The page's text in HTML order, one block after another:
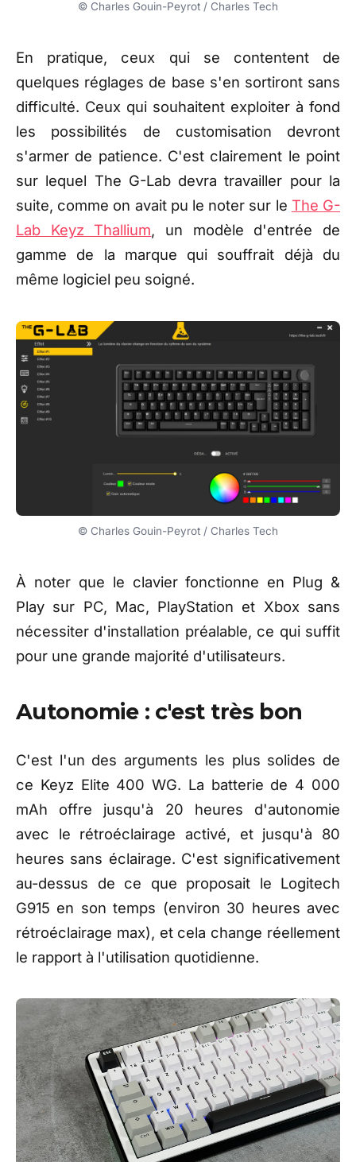
© Charles Gouin-Peyrot / Charles Tech
En pratique, ceux qui se contentent de
quelques réglages de base s'en sortiront sans
difficulté. Ceux qui souhaitent exploiter à fond
les possibilités de customisation devront
s'armer de patience. C'est clairement le point
sur lequel The G-Lab devra travailler pour la
suite, comme on avait pu le noter sur le The G-
Lab Keyz Thallium, un modèle d'entrée de
gamme de la marque qui souffrait déjà du
même logiciel peu soigné.
© Charles Gouin-Peyrot / Charles Tech
À noter que le clavier fonctionne en Plug &
Play sur PC, Mac, PlayStation et Xbox sans
nécessiter d'installation préalable, ce qui suffit
pour une grande majorité d'utilisateurs.
Autonomie : c'est très bon
C'est l'un des arguments les plus solides de
ce Keyz Elite 400 WG. La batterie de 4 000
mAh offre jusqu'à 20 heures d'autonomie
avec le rétroéclairage activé, et jusqu'à 80
heures sans éclairage. C'est significativement
au-dessus de ce que proposait le Logitech
G915 en son temps (environ 30 heures avec
rétroéclairage max), et cela change réellement
le rapport à l'utilisation quotidienne.